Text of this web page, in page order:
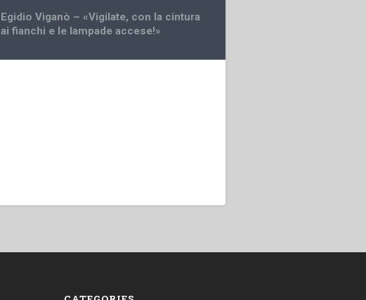
Egidio Viganò – «Vigilate, con la cintura
ai fianchi e le lampade accese!»